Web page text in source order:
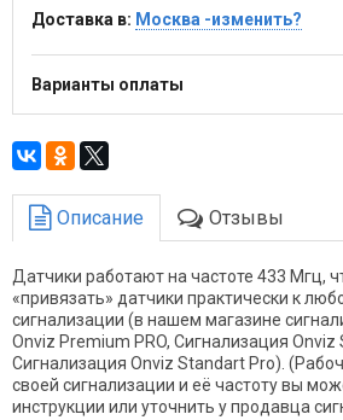
Доставка в: Москва -изменить?
Варианты оплаты
Описание Отзывы
Датчики работают на частоте 433 Мгц,
«привязать» датчики практически к
сигнализации (в нашем магазине
Onviz Premium PRO, Сигнализация Onviz
Сигнализация Onviz Standart Pro).
своей сигнализации и её частоту вы
инструкции или уточнить у продавца